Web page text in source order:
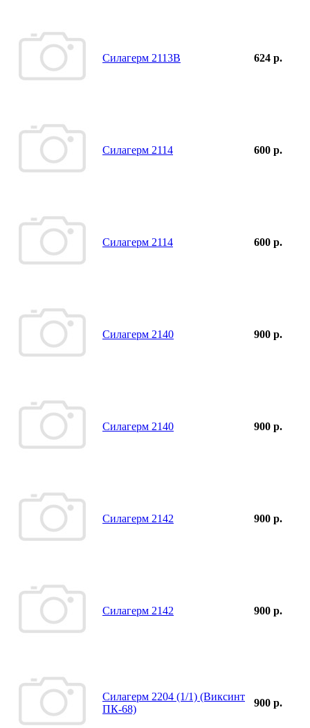
Силагерм 2113В 624 р.
Силагерм 2114 600 р.
Силагерм 2114 600 р.
Силагерм 2140 900 р.
Силагерм 2140 900 р.
Силагерм 2142 900 р.
Силагерм 2142 900 р.
Силагерм 2204 (1/1) (Виксинт
ПК-68)
900 р.